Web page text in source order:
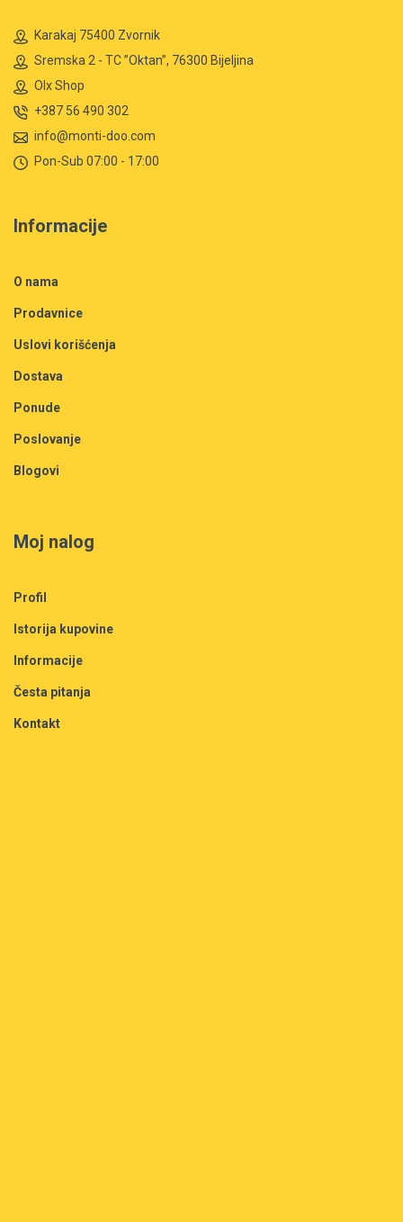
Karakaj 75400 Zvornik
Sremska 2 - TC ”Oktan”, 76300 Bijeljina
Olx Shop
+387 56 490 302
info@monti-doo.com
Pon-Sub 07:00 - 17:00
Informacije
O nama
Prodavnice
Uslovi korišćenja
Dostava
Ponude
Poslovanje
Blogovi
Moj nalog
Profil
Istorija kupovine
Informacije
Česta pitanja
Kontakt